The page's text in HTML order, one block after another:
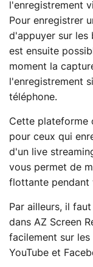
l'enregistrement
Pour enregistrer
d'appuyer sur les
est ensuite
moment la
l'enregistrement
téléphone.
Cette plateforme
pour ceux qui
d'un live
vous permet de
flottante pendant
Par ailleurs, il
dans AZ Screen
facilement sur les
YouTube et